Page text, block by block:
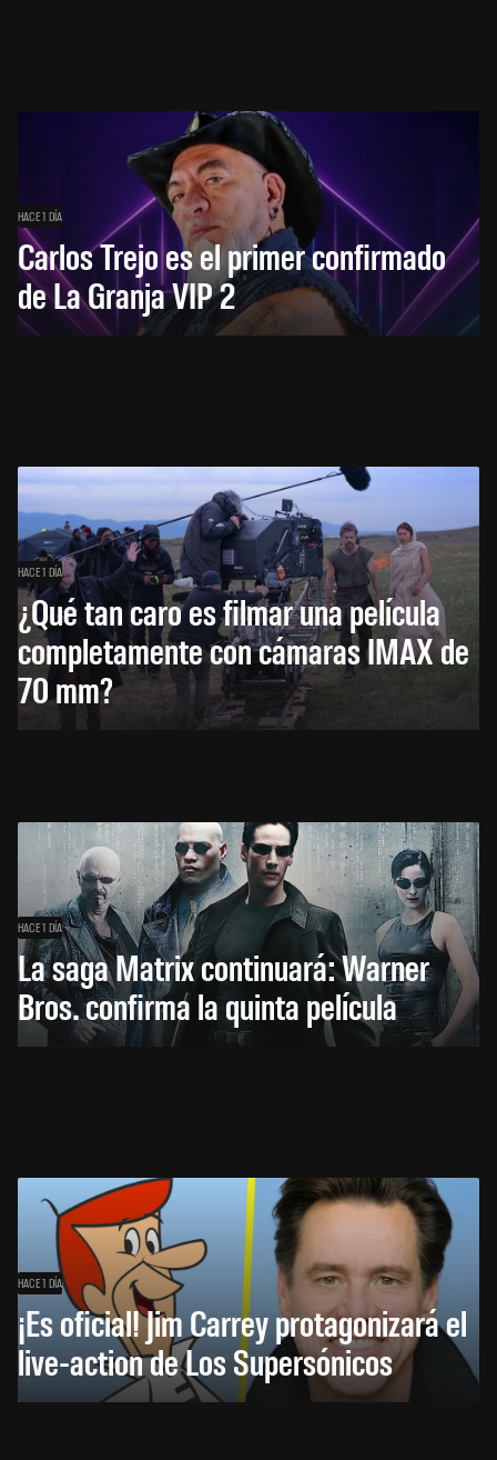
HACE 1 DÍA
Carlos Trejo es el primer confirmado
de La Granja VIP 2
HACE 1 DÍA
¿Qué tan caro es filmar una película
completamente con cámaras IMAX de
70 mm?
HACE 1 DÍA
La saga Matrix continuará: Warner
Bros. confirma la quinta película
HACE 1 DÍA
¡Es oficial! Jim Carrey protagonizará el
live-action de Los Supersónicos